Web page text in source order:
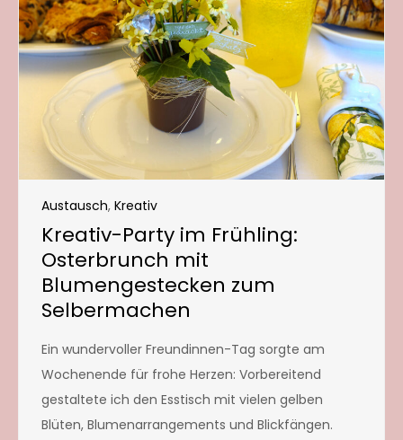
Austausch, Kreativ
Kreativ-Party im Frühling:
Osterbrunch mit
Blumengestecken zum
Selbermachen
Ein wundervoller Freundinnen-Tag sorgte am
Wochenende für frohe Herzen: Vorbereitend
gestaltete ich den Esstisch mit vielen gelben
Blüten, Blumenarrangements und Blickfängen.